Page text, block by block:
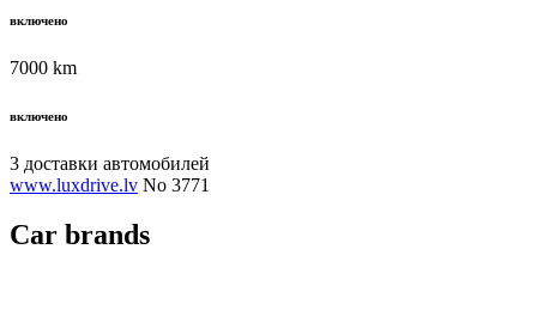
включено
7000 km
включено
3 доставки автомобилей
www.luxdrive.lv No 3771
Car brands